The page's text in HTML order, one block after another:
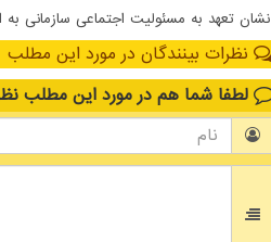
نشان تعهد به مسئولیت اجتماعی سازمانی به
نظرات بینندگان در مورد این مطلب
لطفا شما هم در مورد این مطلب